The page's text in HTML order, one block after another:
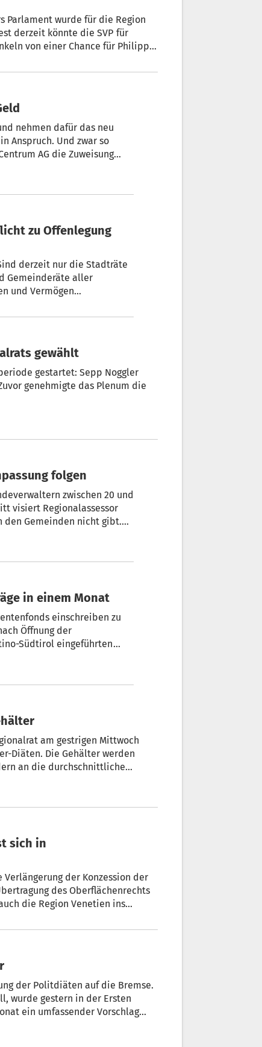
könnte die SVP für
nehmen dafür das neu
Anspruch. Und zwar so
Zuweisung
und Vermögen
gewählt
gestartet: Sepp Noggler
genehmigte das Plenum die
folgen
visiert Regionalassessor
in einem Monat
einschreiben zu
Öffnung der
Südtirol eingeführten
am gestrigen Mittwoch
Diäten. Die Gehälter werden
an die durchschnittliche
sich in
der Konzession der
des Oberflächenrechts
die Region Venetien ins
der Politdiäten auf die Bremse.
wurde gestern in der Ersten
ein umfassender Vorschlag